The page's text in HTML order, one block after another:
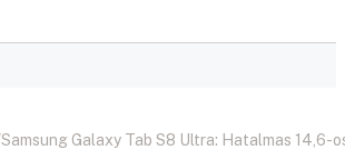
Samsung Galaxy Tab S8 Ultra: Hatalmas 14,6-